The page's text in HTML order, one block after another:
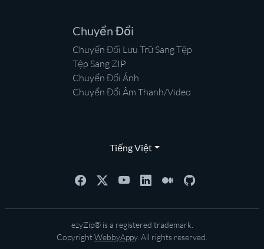
Chuyển Đổi
Chuyển Đổi Lưu Trữ Sang Tệp
Tệp Sang ZIP
Chuyển Đổi Ảnh
Chuyển Đổi Âm Thanh/Video
Tiếng Việt
ezyZip® is a registered trademark.
CopyrightWebbyAppy. All rights reserved.